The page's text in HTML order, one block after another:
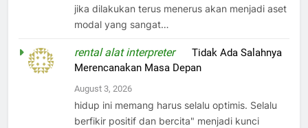
jika dilakukan terus menerus akan menjadi aset
modal yang sangat…
rental alat interpreteronTidak Ada Salahnya
Merencanakan Masa Depan
August 3, 2026
hidup ini memang harus selalu optimis. Selalu
berfikir positif dan bercita" menjadi kunci